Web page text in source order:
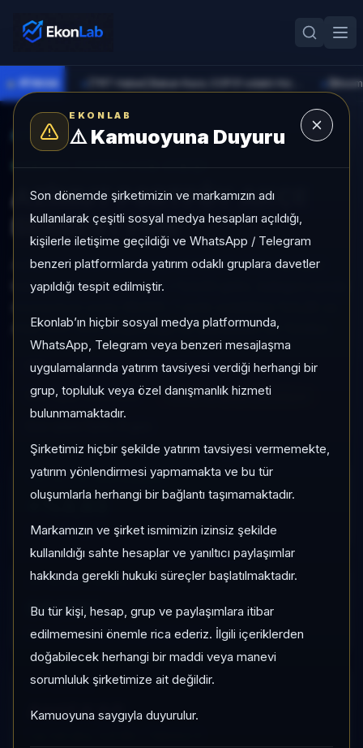
EKONLAB
⚠️Kamuoyuna Duyuru
Son dönemde şirketimizin ve markamızın adı
kullanılarak çeşitli sosyal medya hesapları açıldığı,
kişilerle iletişime geçildiği ve WhatsApp / Telegram
benzeri platformlarda yatırım odaklı gruplara davetler
yapıldığı tespit edilmiştir.
Ekonlab’ın hiçbir sosyal medya platformunda,
WhatsApp, Telegram veya benzeri mesajlaşma
uygulamalarında yatırım tavsiyesi verdiği herhangi bir
grup, topluluk veya özel danışmanlık hizmeti
bulunmamaktadır.
Şirketimiz hiçbir şekilde yatırım tavsiyesi vermemekte,
yatırım yönlendirmesi yapmamakta ve bu tür
oluşumlarla herhangi bir bağlantı taşımamaktadır.
Markamızın ve şirket ismimizin izinsiz şekilde
kullanıldığı sahte hesaplar ve yanıltıcı paylaşımlar
hakkında gerekli hukuki süreçler başlatılmaktadır.
Bu tür kişi, hesap, grup ve paylaşımlara itibar
edilmemesini önemle rica ederiz. İlgili içeriklerden
doğabilecek herhangi bir maddi veya manevi
sorumluluk şirketimize ait değildir.
Kamuoyuna saygıyla duyurulur.
● PİYASA
AI Fon Radar Serbest
SUNUCU TARAFI FON GIRIŞI
AZİMUT PORTFÖY AKÇE
SERBEST FON
AZİMUT PORTFÖY AKÇE SERBEST FON, Serbest
kategorisinde son 1 ayda +%3,63 getiri, kategori içinde
Aktif KAP KAP yoğunluğu ile izlenebilen bir fondur.
PPF Serbest Risk:Düşük
Son fiyat:5,108349 TEFAS'ta İşlem Görmüyor
1 AY VE 3 AY PERFORMANS
+%3,63
3 Ay:+%10,97
KATEGORI KONUMU
98/931
Momentum bazlı kategori içi sıra
KAP VE AKIŞ
Aktif KAP